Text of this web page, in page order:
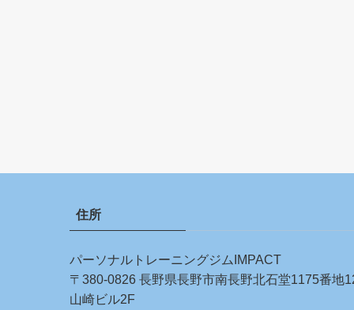
住所
パーソナルトレーニングジムIMPACT
〒380-0826 長野県長野市南長野北石堂1175番地
山崎ビル2F